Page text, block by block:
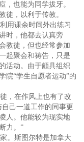
，也能为同学拔牙。
徒，以利于传教。
用课余时间外出练习
时，他都去认真旁
教徒，但也经常参加
起聚会和祷告，只是
活动。由于颇具组织
院“学生自愿者运动”的
，在作风上也有了改
己一道工作的同事更
人。他能较为现实地
力。”
。斯图尔特是加拿大